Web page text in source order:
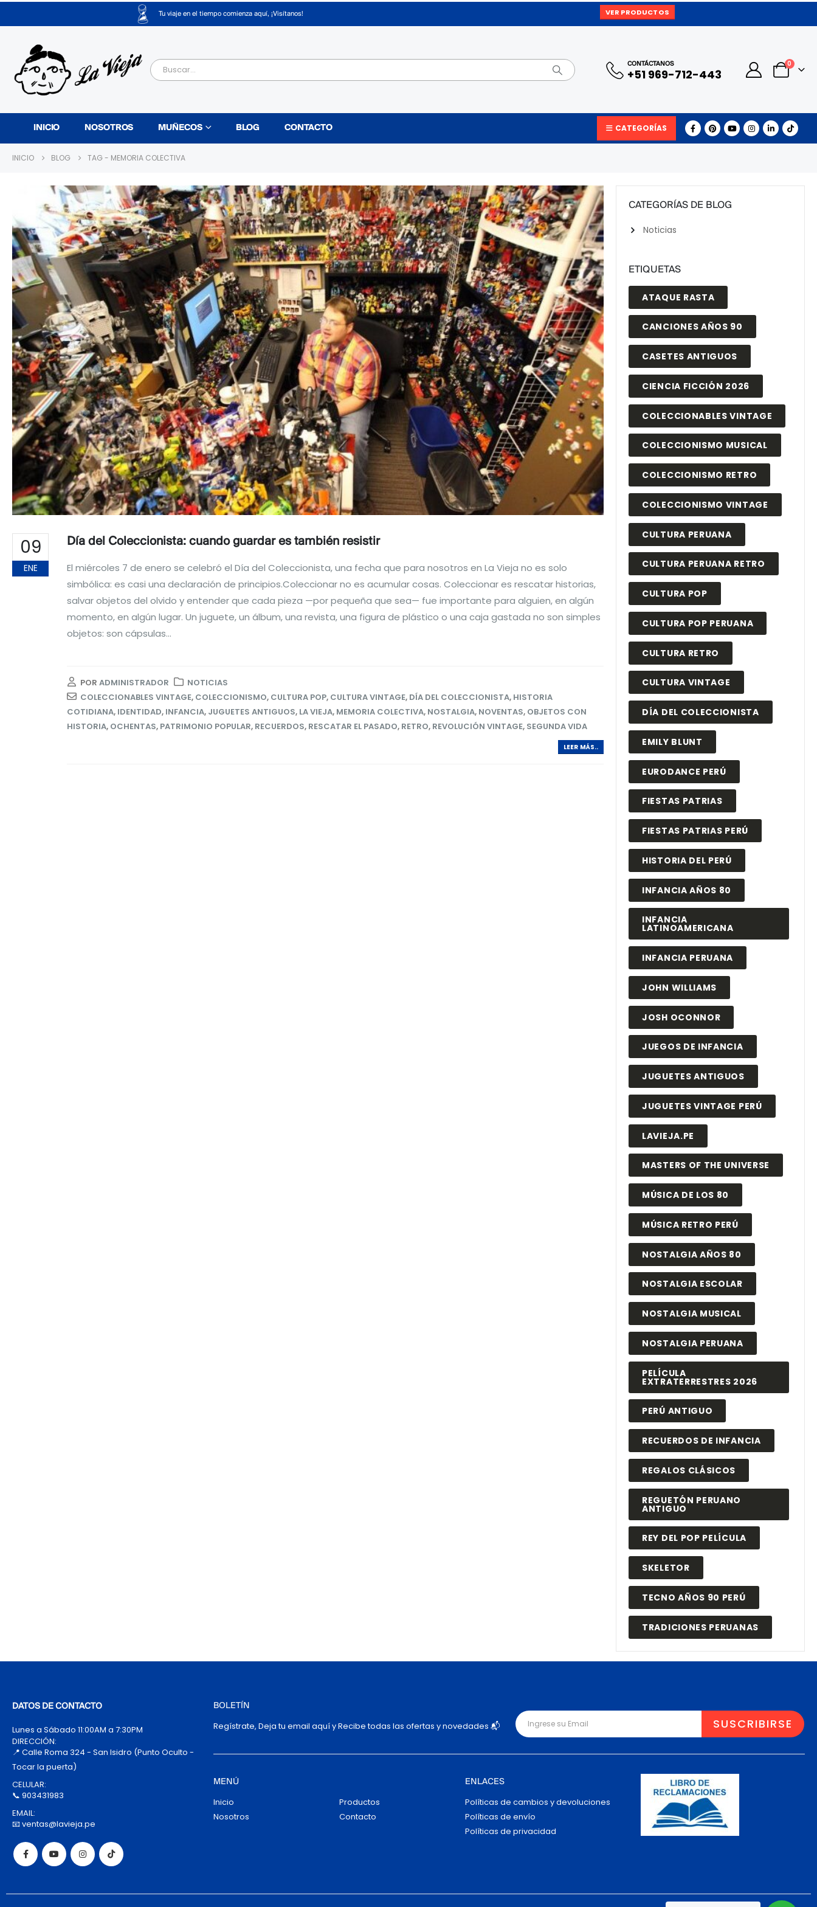
Tu viaje en el tiempo comienza aquí, ¡Visítanos! VER PRODUCTOS
CONTÁCTANOS
+51 969-712-443
0
INICIO NOSOTROS MUÑECOS BLOG CONTACTO CATEGORÍAS
INICIO BLOG TAG - MEMORIA COLECTIVA
09
ENE
Día del Coleccionista: cuando guardar es también resistir
El miércoles 7 de enero se celebró el Día del Coleccionista, una fecha que para nosotros en La Vieja no es solo
simbólica: es casi una declaración de principios.Coleccionar no es acumular cosas. Coleccionar es rescatar historias,
salvar objetos del olvido y entender que cada pieza —por pequeña que sea— fue importante para alguien, en algún
momento, en algún lugar. Un juguete, un álbum, una revista, una figura de plástico o una caja gastada no son simples
objetos: son cápsulas...
POR ADMINISTRADOR
NOTICIAS
COLECCIONABLES VINTAGE, COLECCIONISMO, CULTURA POP, CULTURA VINTAGE, DÍA DEL COLECCIONISTA, HISTORIA
COTIDIANA, IDENTIDAD, INFANCIA, JUGUETES ANTIGUOS, LA VIEJA, MEMORIA COLECTIVA, NOSTALGIA, NOVENTAS, OBJETOS CON
HISTORIA, OCHENTAS, PATRIMONIO POPULAR, RECUERDOS, RESCATAR EL PASADO, RETRO, REVOLUCIÓN VINTAGE, SEGUNDA VIDA
LEER MÁS..
CATEGORÍAS DE BLOG
Noticias
ETIQUETAS
ATAQUE RASTA
CANCIONES AÑOS 90
CASETES ANTIGUOS
CIENCIA FICCIÓN 2026
COLECCIONABLES VINTAGE
COLECCIONISMO MUSICAL
COLECCIONISMO RETRO
COLECCIONISMO VINTAGE
CULTURA PERUANA
CULTURA PERUANA RETRO
CULTURA POP
CULTURA POP PERUANA
CULTURA RETRO
CULTURA VINTAGE
DÍA DEL COLECCIONISTA
EMILY BLUNT
EURODANCE PERÚ
FIESTAS PATRIAS
FIESTAS PATRIAS PERÚ
HISTORIA DEL PERÚ
INFANCIA AÑOS 80
INFANCIA
LATINOAMERICANA
INFANCIA PERUANA
JOHN WILLIAMS
JOSH OCONNOR
JUEGOS DE INFANCIA
JUGUETES ANTIGUOS
JUGUETES VINTAGE PERÚ
LAVIEJA.PE
MASTERS OF THE UNIVERSE
MÚSICA DE LOS 80
MÚSICA RETRO PERÚ
NOSTALGIA AÑOS 80
NOSTALGIA ESCOLAR
NOSTALGIA MUSICAL
NOSTALGIA PERUANA
PELÍCULA
EXTRATERRESTRES 2026
PERÚ ANTIGUO
RECUERDOS DE INFANCIA
REGALOS CLÁSICOS
REGUETÓN PERUANO
ANTIGUO
REY DEL POP PELÍCULA
SKELETOR
TECNO AÑOS 90 PERÚ
TRADICIONES PERUANAS
DATOS DE CONTACTO
Lunes a Sábado 11:00AM a 7:30PM
DIRECCIÓN:
📍 Calle Roma 324 - San Isidro (Punto Oculto -
Tocar la puerta)
CELULAR:
📞 903431983
EMAIL:
📧 ventas@lavieja.pe
BOLETÍN
Regístrate, Deja tu email aquí y Recibe todas las ofertas y novedades 📬
MENÚ
Inicio
Nosotros
Productos
Contacto
ENLACES
Políticas de cambios y devoluciones
Políticas de envío
Políticas de privacidad